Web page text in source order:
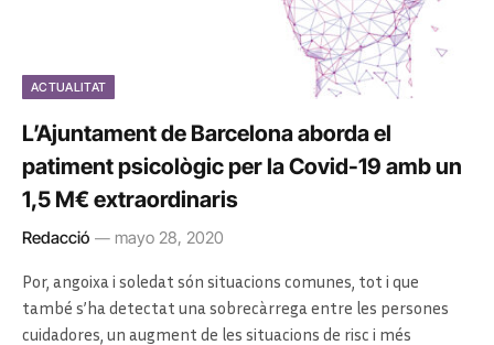
ACTUALITAT
L’Ajuntament de Barcelona aborda el
patiment psicològic per la Covid-19 amb un
1,5 M€ extraordinaris
Redacció mayo 28, 2020
Por, angoixa i soledat són situacions comunes, tot i que
també s’ha detectat una sobrecàrrega entre les persones
cuidadores, un augment de les situacions de risc i més